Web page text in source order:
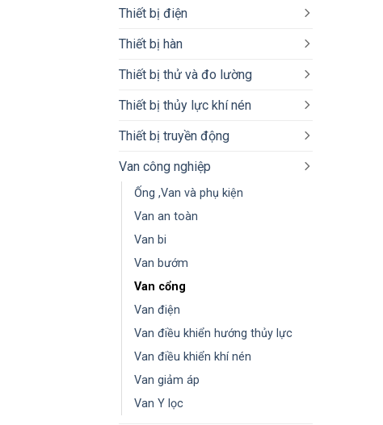
Thiết bị điện
Thiết bị hàn
Thiết bị thử và đo lường
Thiết bị thủy lực khí nén
Thiết bị truyền động
Van công nghiệp
Ống ,Van và phụ kiện
Van an toàn
Van bi
Van bướm
Van cổng
Van điện
Van điều khiển hướng thủy lực
Van điều khiển khí nén
Van giảm áp
Van Y lọc